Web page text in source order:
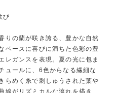
び
りの蘭が咲き誇る、豊かな自然
ベースに喜びに満ちた色彩の豊
レガンスを表現。夏の光に包ま
ュールに、6色からなる繊細な
らめく糸で刺しゅうされた葉や
線がリズミカルな流れを描き、